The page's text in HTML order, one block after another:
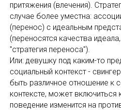
притяжения (влечения).
случае более уместна:
(перенос) с идеальным
(переносятся качества
"стратегия переноса").
Или: девушку под каким-то
социальный контекст -
быть различное отношение к
контексте, может
поведение изменится на